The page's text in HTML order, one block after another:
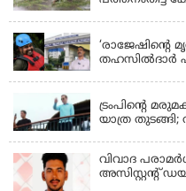
തഹസില്‍ദാര്‍
ട്രംപിന്റെ
യാത്ര
വിവാദ
അസിസ്റ്റന്റ്